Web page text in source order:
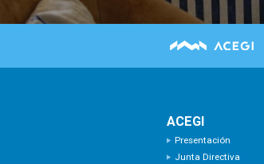
ACEGI
Presentación
Junta Directiva